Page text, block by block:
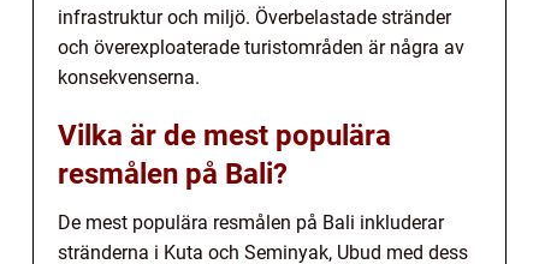
infrastruktur och miljö. Överbelastade stränder
och överexploaterade turistområden är några av
konsekvenserna.
Vilka är de mest populära
resmålen på Bali?
De mest populära resmålen på Bali inkluderar
stränderna i Kuta och Seminyak, Ubud med dess